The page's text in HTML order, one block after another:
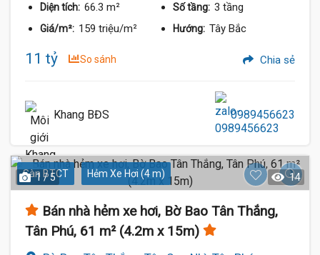
Diện tích: 66.3 m² Số tầng: 3 tầng
Giá/m²: 159 triệu/m² Hướng: Tây Bắc
11 tỷ So sánh Chia sẻ
Khang BĐS 0989456623
Sàn BTCT Hẻm Xe Hơi (4 m)
1 / 5 14
Bán nhà hẻm xe hơi, Bờ Bao Tân Thắng,
Tân Phú, 61 m² (4.2m x 15m)